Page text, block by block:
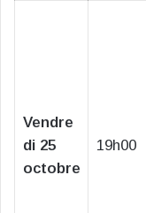
Vendre
di 25
octobre
19h00